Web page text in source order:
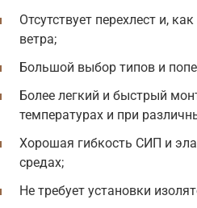
Отсутствует перехлест и,
ветра;
Большой выбор типов и
Более легкий и быстрый
температурах и при
Хорошая гибкость СИП и
средах;
Не требует установки